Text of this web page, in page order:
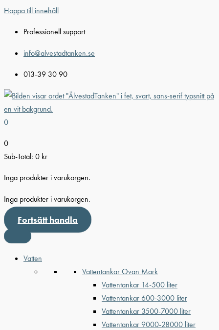
Hoppa till innehåll
Professionell support
info@alvestadtanken.se
013-39 30 90
0
0
Sub-Total: 0 kr
Inga produkter i varukorgen.
Inga produkter i varukorgen.
Fortsätt handla
Vatten
Vattentankar Ovan Mark
Vattentankar 14-500 liter
Vattentankar 600-3000 liter
Vattentankar 3500-7000 liter
Vattentankar 9000-28000 liter